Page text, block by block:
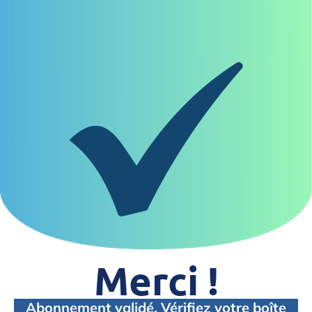
Merci !
Abonnement validé. Vérifiez votre boîte